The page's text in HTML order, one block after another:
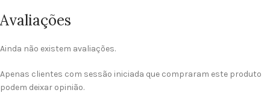
Avaliações
Ainda não existem avaliações.
Apenas clientes com sessão iniciada que compraram este produto
podem deixar opinião.